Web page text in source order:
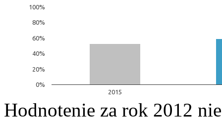
2015
0%
20%
40%
60%
80%
100%
Hodnotenie za rok 2012